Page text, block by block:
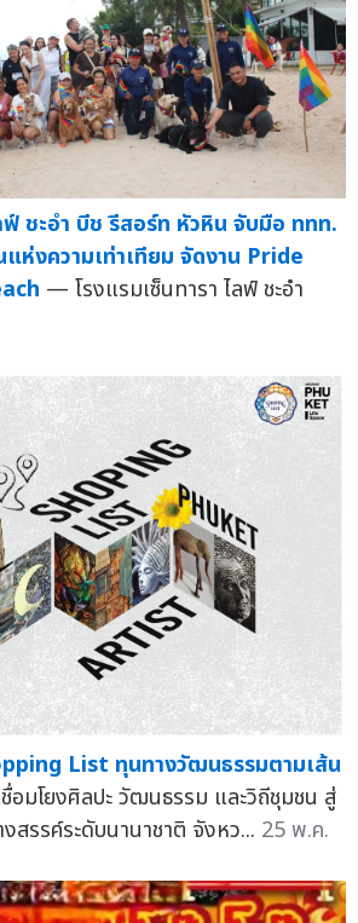
ฟ์ ชะอำ บีช รีสอร์ท หัวหิน จับมือ ททท.
ห่งความเท่าเทียม จัดงาน Pride
— โรงแรมเซ็นทารา ไลฟ์ ชะอำ
List ทุนทางวัฒนธรรมตามเส้น
อมโยงศิลปะ วัฒนธรรม และวิถีชุมชน สู่
สรรค์ระดับนานาชาติ จังหว... 25 พ.ค.